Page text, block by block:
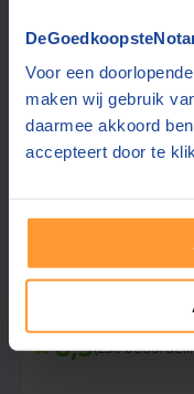
Voor een
maken wij gebruik
daarmee akkoord
accepteert door te
Van Eldik &
8,5(250